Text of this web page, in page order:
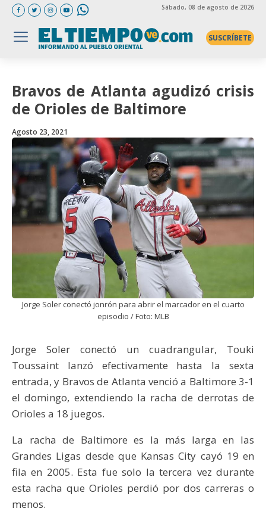
Sábado, 08 de agosto de 2026
SUSCRÍBETE
Bravos de Atlanta agudizó crisis
de Orioles de Baltimore
Agosto 23, 2021
Jorge Soler conectó jonrón para abrir el marcador en el cuarto
episodio / Foto: MLB
Jorge Soler conectó un cuadrangular, Touki
Toussaint lanzó efectivamente hasta la sexta
entrada, y Bravos de Atlanta venció a Baltimore 3-1
el domingo, extendiendo la racha de derrotas de
Orioles a 18 juegos.
La racha de Baltimore es la más larga en las
Grandes Ligas desde que Kansas City cayó 19 en
fila en 2005. Esta fue solo la tercera vez durante
esta racha que Orioles perdió por dos carreras o
menos.